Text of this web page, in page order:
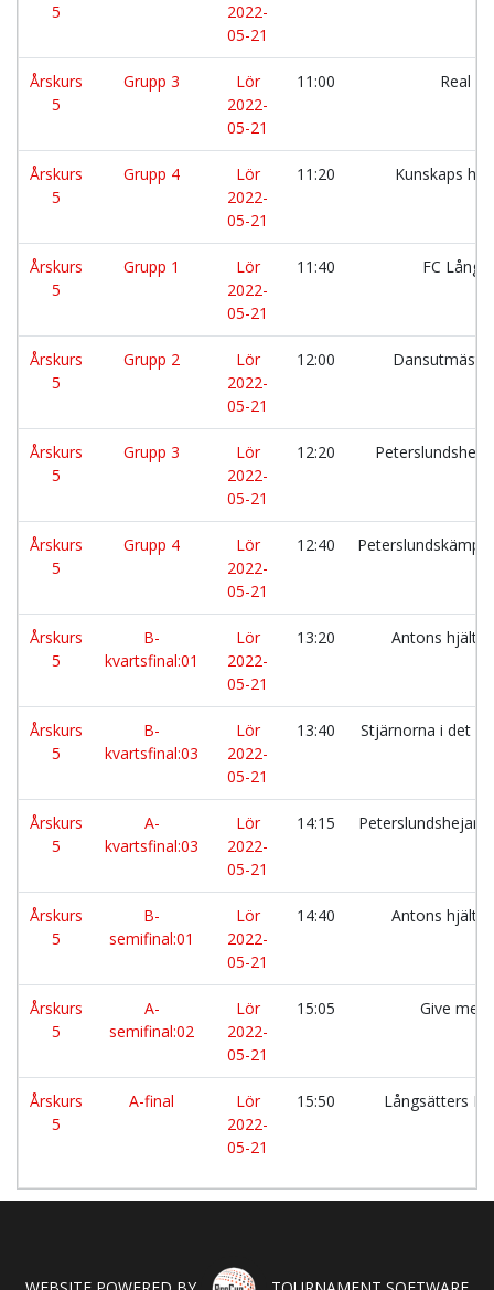
5
2022-
05-21
Årskurs
5
Grupp 3
Lör
2022-
05-21
11:00 Real
Årskurs
5
Grupp 4
Lör
2022-
05-21
11:20 Kunskaps
Årskurs
5
Grupp 1
Lör
2022-
05-21
11:40 FC
Årskurs
5
Grupp 2
Lör
2022-
05-21
12:00
Årskurs
5
Grupp 3
Lör
2022-
05-21
12:20
Årskurs
5
Grupp 4
Lör
2022-
05-21
12:40
Årskurs
5
B-
kvartsfinal:01
Lör
2022-
05-21
13:20 Antons
Årskurs
5
B-
kvartsfinal:03
Lör
2022-
05-21
13:40 Stjärnorna i det
Årskurs
5
A-
kvartsfinal:03
Lör
2022-
05-21
14:15
Årskurs
5
B-
semifinal:01
Lör
2022-
05-21
14:40 Antons
Årskurs
5
A-
semifinal:02
Lör
2022-
05-21
15:05 Give me
Årskurs
5
A-final
Lör
2022-
05-21
15:50 Långsätters